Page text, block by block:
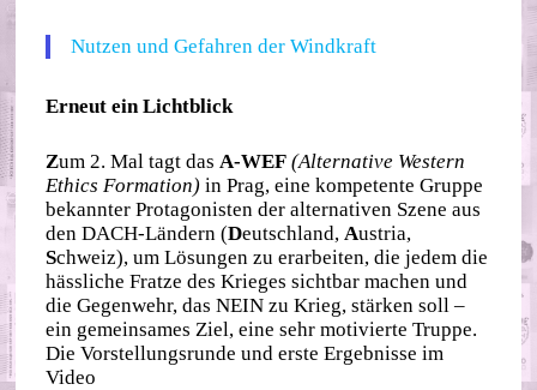
Nutzen und Gefahren der Windkraft
Erneut ein Lichtblick
Zum 2. Mal tagt das A-WEF (Alternative Western
Ethics Formation) in Prag, eine kompetente Gruppe
bekannter Protagonisten der alternativen Szene aus
den DACH-Ländern (Deutschland, Austria,
Schweiz), um Lösungen zu erarbeiten, die jedem die
hässliche Fratze des Krieges sichtbar machen und
die Gegenwehr, das NEIN zu Krieg, stärken soll –
ein gemeinsames Ziel, eine sehr motivierte Truppe.
Die Vorstellungsrunde und erste Ergebnisse im
Video